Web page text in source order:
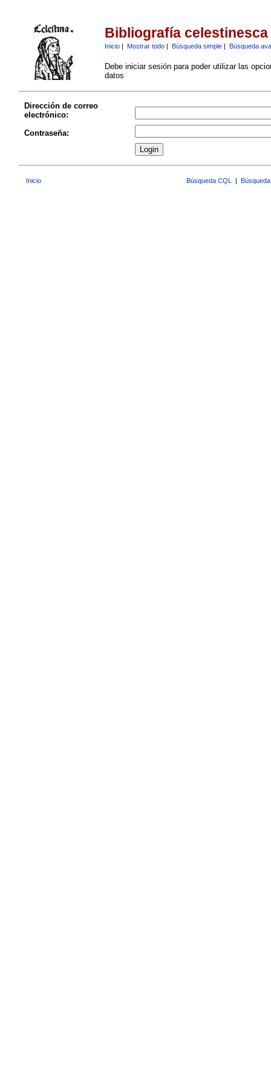
Bibliografía celestinesca
Inicio| Mostrar todo| Búsqueda simple| Búsqueda
Debe iniciar sesión para poder utilizar las
datos
Dirección de correo
electrónico:
Contraseña:
Inicio Búsqueda CQL |